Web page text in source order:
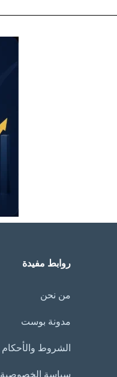
روابط مفيدة
من نحن
مدونة بوست
الشروط والأحكام
سياسة الخصوصية